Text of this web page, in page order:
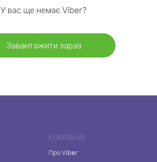
У вас ще немає Viber?
Завантажити зараз
КОМПАНІЯ
Про Viber